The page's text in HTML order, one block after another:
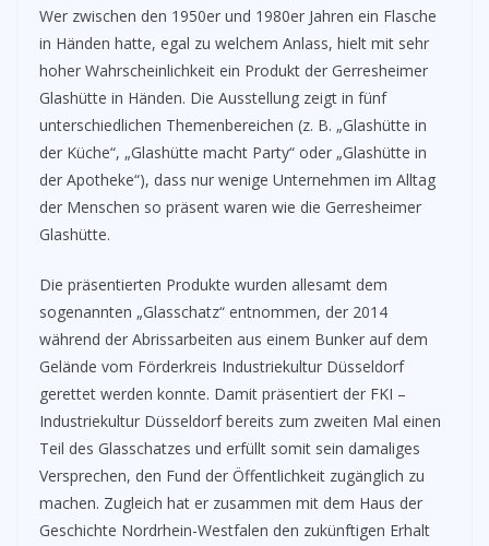
Wer zwischen den 1950er und 1980er Jahren ein Flasche
in Händen hatte, egal zu welchem Anlass, hielt mit sehr
hoher Wahrscheinlichkeit ein Produkt der Gerresheimer
Glashütte in Händen. Die Ausstellung zeigt in fünf
unterschiedlichen Themenbereichen (z. B. „Glashütte in
der Küche“, „Glashütte macht Party“ oder „Glashütte in
der Apotheke“), dass nur wenige Unternehmen im Alltag
der Menschen so präsent waren wie die Gerresheimer
Glashütte.
Die präsentierten Produkte wurden allesamt dem
sogenannten „Glasschatz“ entnommen, der 2014
während der Abrissarbeiten aus einem Bunker auf dem
Gelände vom Förderkreis Industriekultur Düsseldorf
gerettet werden konnte. Damit präsentiert der FKI –
Industriekultur Düsseldorf bereits zum zweiten Mal einen
Teil des Glasschatzes und erfüllt somit sein damaliges
Versprechen, den Fund der Öffentlichkeit zugänglich zu
machen. Zugleich hat er zusammen mit dem Haus der
Geschichte Nordrhein-Westfalen den zukünftigen Erhalt